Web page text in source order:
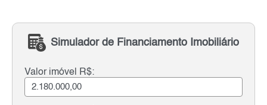
Simulador de Financiamento Imobiliário
Valor imóvel R$: